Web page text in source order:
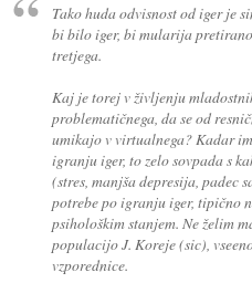
Tako huda odvisnost od iger je
bi bilo iger, bi mularija
tretjega.
Kaj je torej v življenju
problematičnega, da se od
umikajo v virtualnega? Kadar
igranju iger, to zelo sovpada s
(stres, manjša depresija, padec
potrebe po igranju iger, tipično
psihološkim stanjem. Ne želim
populacijo J. Koreje (sic),
vzporednice.